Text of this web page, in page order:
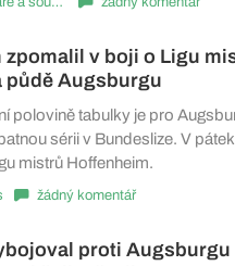
zpomalil v boji o Ligu
půdě Augsburgu
polovině tabulky je pro
sérii v Bundeslize. V
mistrů Hoffenheim.
žádný komentář
proti